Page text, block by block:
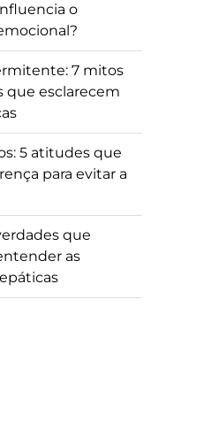
o
7 mitos
que esclarecem
5 atitudes que
para evitar a
que
as